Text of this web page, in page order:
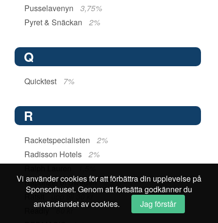
Pusselavenyn
3,75%
Pyret & Snäckan
2%
Q
Quicktest 7%
R
Racketspecialisten
2%
Radisson Hotels
2%
Rapunzel of Sweden
2,5%
Ratsit
Readly 60 kr
Vi använder cookies för att förbättra din upplevelse på
Sponsorhuset. Genom att fortsätta godkänner du
användandet av cookies.
Jag förstår